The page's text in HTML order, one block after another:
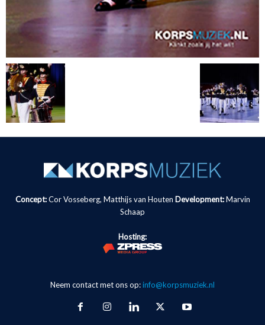
Concept:Cor Vosseberg, Matthijs van Houten Development: Marvin
Schaap
Hosting:
Neem contact met ons op:info@korpsmuziek.nl